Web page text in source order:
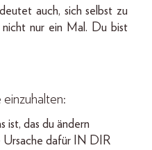
auch, sich selbst zu
nur ein Mal. Du bist
ist, das du ändern
Ursache dafür IN DIR